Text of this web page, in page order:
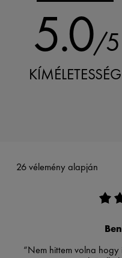
5.0/5
KÍMÉLETESSÉG
26 vélemény alapján
“Nem hittem volna